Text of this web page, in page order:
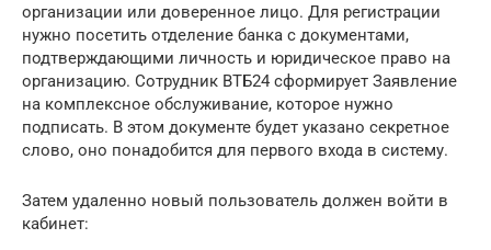
организации или доверенное лицо. Для регистрации
нужно посетить отделение банка с документами,
подтверждающими личность и юридическое право на
организацию. Сотрудник ВТБ24 сформирует Заявление
на комплексное обслуживание, которое нужно
подписать. В этом документе будет указано секретное
слово, оно понадобится для первого входа в систему.
Затем удаленно новый пользователь должен войти в
кабинет: